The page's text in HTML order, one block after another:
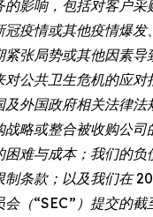
影响，包括对客户采
冠疫情或其他疫情爆发
紧张局势或其他因素
对公共卫生危机的应对
外国政府相关法律法
战略或整合被收购公司
困难与成本；我们的负
制条款；以及我们在
（“SEC”）提交的